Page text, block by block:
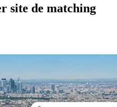
site de matching